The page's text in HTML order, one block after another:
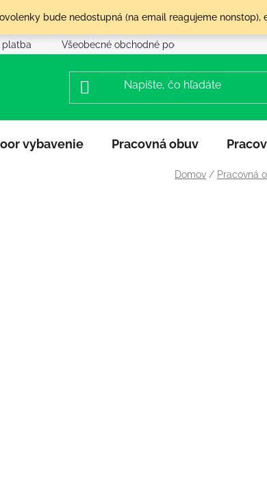
bude nedostupná (na email reagujeme
platba Všeobecné obchodné podmienky
vybavenie Pracovná obuv
Domov / Pracovná